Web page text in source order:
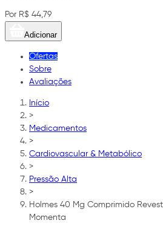
Por R$ 44,79
Adicionar
Ofertas
Sobre
Avaliações
Início
>
Medicamentos
>
Cardiovascular & Metabólico
>
Pressão Alta
>
Holmes 40 Mg Comprimido
Momenta